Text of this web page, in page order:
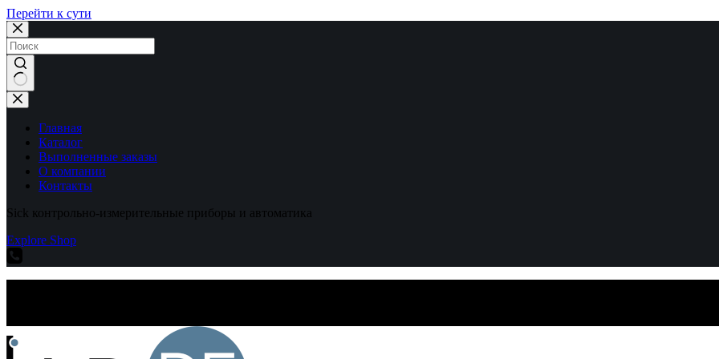
Перейти к сути
Ничего
не
найденоГлавная
Каталог
Выполненные заказы
О компании
Контакты
Sick контрольно-измерительные приборы и автоматика
Explore Shop